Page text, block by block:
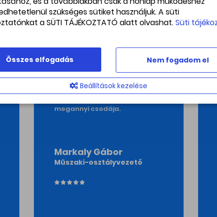
mindennapok gondjai
eltörpülnek - a Svábhegyi
Csillagvizsgáló méltó
környezet az elmélyült
kutatáshoz - komoly
eszközparkja révén feltárul a
megannyi csodája.
Markaly Gábor
Műszaki-osztályvezető
szükséges sütiket használjuk. A süti
a SÜTI TÁJÉKOZTATÓ alatt olvashat.Süti
Összes elfogadás Nem fogadom el
Beállítások kezelése